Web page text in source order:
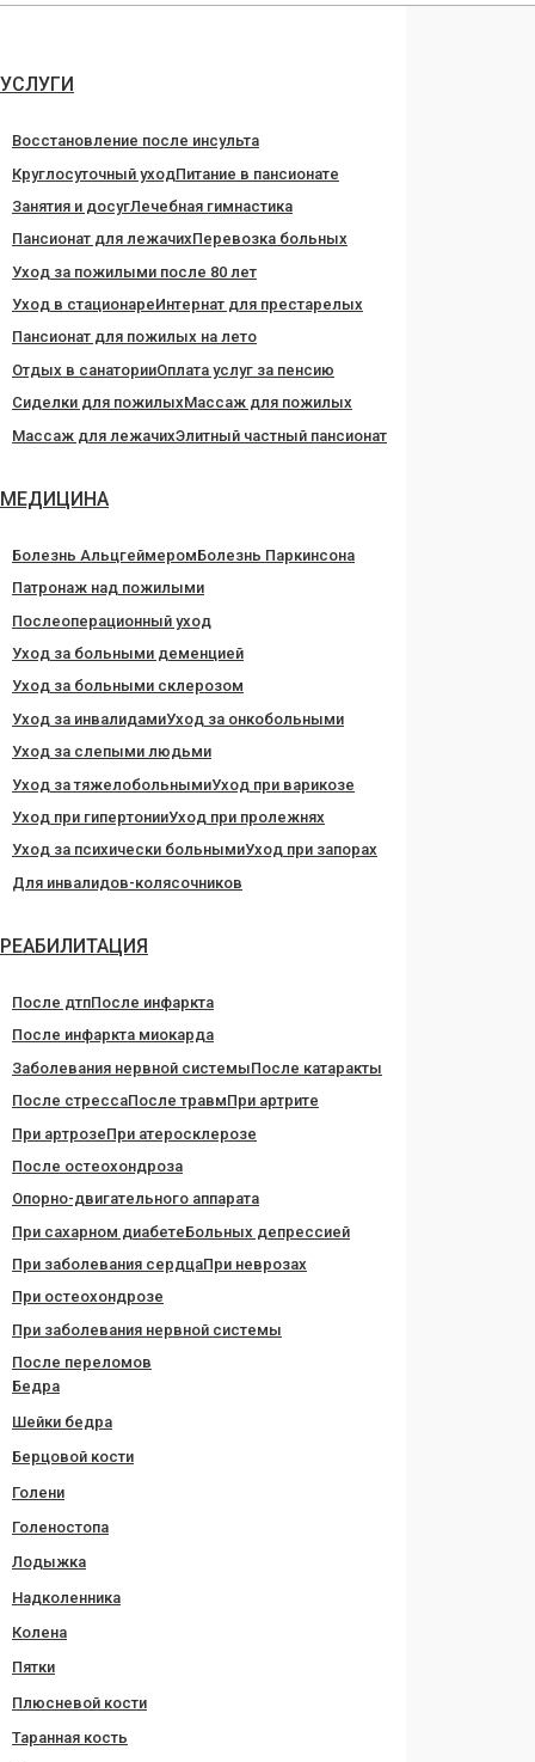
Перейти
содержанию
УСЛУГИ
Восстановление после инсульта
Круглосуточный уходПитание в пансионате
Занятия и досугЛечебная гимнастика
Пансионат для лежачихПеревозка больных
Уход за пожилыми после 80 лет
Уход в стационареИнтернат для престарелых
Пансионат для пожилых на лето
Отдых в санаторииОплата услуг за пенсию
Сиделки для пожилыхМассаж для пожилых
Массаж для лежачихЭлитный частный пансионат
МЕДИЦИНА
Болезнь АльцгеймеромБолезнь Паркинсона
Патронаж над пожилыми
Послеоперационный уход
Уход за больными деменцией
Уход за больными склерозом
Уход за инвалидамиУход за онкобольными
Уход за слепыми людьми
Уход за тяжелобольнымиУход при варикозе
Уход при гипертонииУход при пролежнях
Уход за психически больнымиУход при запорах
Для инвалидов-колясочников
РЕАБИЛИТАЦИЯ
После дтпПосле инфаркта
После инфаркта миокарда
Заболевания нервной системыПосле катаракты
После стрессаПосле травмПри артрите
При артрозеПри атеросклерозе
После остеохондроза
Опорно-двигательного аппарата
При сахарном диабетеБольных депрессией
При заболевания сердцаПри неврозах
При остеохондрозе
При заболевания нервной системы
После переломов
Бедра
Шейки бедра
Берцовой кости
Голени
Голеностопа
Лодыжка
Надколенника
Колена
Пятки
Плюсневой кости
Таранная кость